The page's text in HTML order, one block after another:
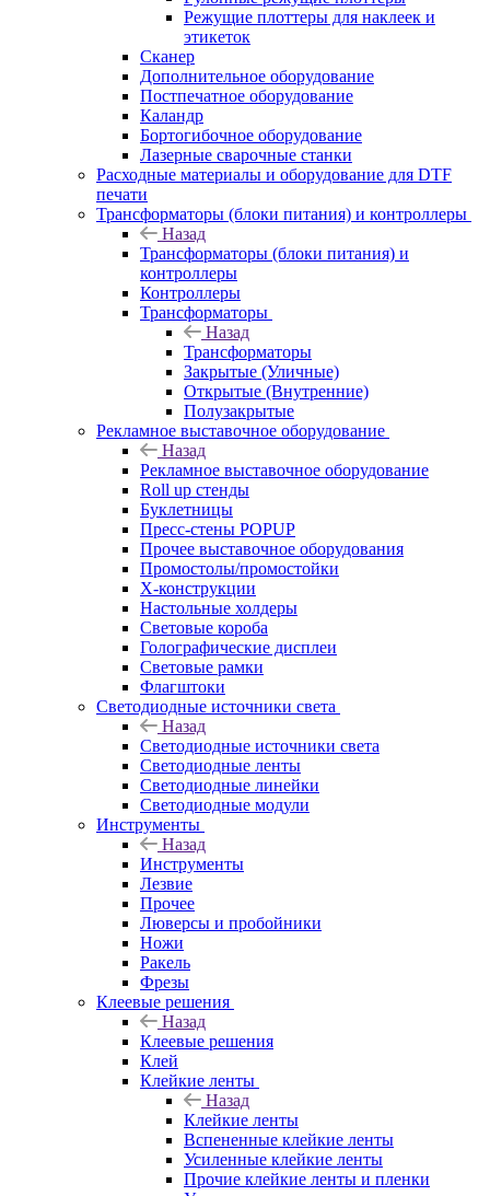
Режущие плоттеры для наклеек и
этикеток
Сканер
Дополнительное оборудование
Постпечатное оборудование
Каландр
Бортогибочное оборудование
Лазерные сварочные станки
Расходные материалы и оборудование для DTF
печати
Трансформаторы (блоки питания) и контроллеры
Назад
Трансформаторы (блоки питания) и
контроллеры
Контроллеры
Трансформаторы
Назад
Трансформаторы
Закрытые (Уличные)
Открытые (Внутренние)
Полузакрытые
Рекламное выставочное оборудование
Назад
Рекламное выставочное оборудование
Roll up стенды
Буклетницы
Пресс-стены POPUP
Прочее выставочное оборудования
Промостолы/промостойки
Х-конструкции
Настольные холдеры
Световые короба
Голографические дисплеи
Световые рамки
Флагштоки
Светодиодные источники света
Назад
Светодиодные источники света
Светодиодные ленты
Светодиодные линейки
Светодиодные модули
Инструменты
Назад
Инструменты
Лезвие
Прочее
Люверсы и пробойники
Ножи
Ракель
Фрезы
Клеевые решения
Назад
Клеевые решения
Клей
Клейкие ленты
Назад
Клейкие ленты
Вспененные клейкие ленты
Усиленные клейкие ленты
Прочие клейкие ленты и пленки